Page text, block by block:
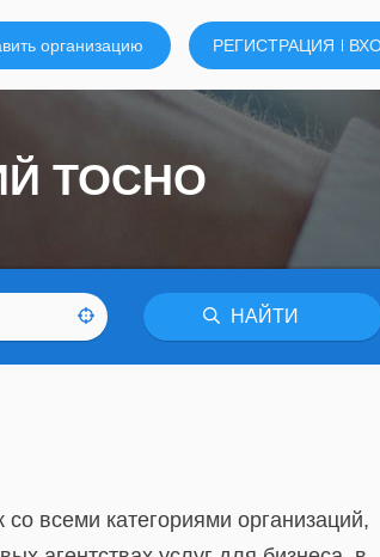
организацию РЕГИСТРАЦИЯ
НАЙТИ
ТОСНО
всеми категориями организаций,